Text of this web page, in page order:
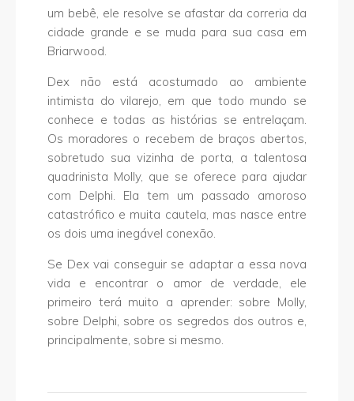
um bebê, ele resolve se afastar da correria da
cidade grande e se muda para sua casa em
Briarwood.
Dex não está acostumado ao ambiente
intimista do vilarejo, em que todo mundo se
conhece e todas as histórias se entrelaçam.
Os moradores o recebem de braços abertos,
sobretudo sua vizinha de porta, a talentosa
quadrinista Molly, que se oferece para ajudar
com Delphi. Ela tem um passado amoroso
catastrófico e muita cautela, mas nasce entre
os dois uma inegável conexão.
Se Dex vai conseguir se adaptar a essa nova
vida e encontrar o amor de verdade, ele
primeiro terá muito a aprender: sobre Molly,
sobre Delphi, sobre os segredos dos outros e,
principalmente, sobre si mesmo.